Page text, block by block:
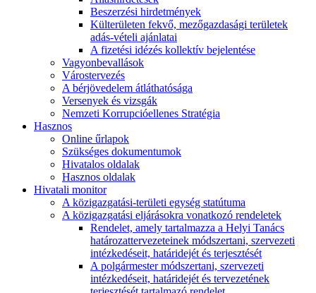
Beszerzési hirdetmények
Külterületen fekvő, mezőgazdasági területek
adás-vételi ajánlatai
A fizetési idézés kollektív bejelentése
Vagyonbevallások
Várostervezés
A bérjövedelem átláthatósága
Versenyek és vizsgák
Nemzeti Korrupcióellenes Stratégia
Hasznos
Online űrlapok
Szükséges dokumentumok
Hivatalos oldalak
Hasznos oldalak
Hivatali monitor
A közigazgatási-területi egység statútuma
A közigazgatási eljárásokra vonatkozó rendeletek
Rendelet, amely tartalmazza a Helyi Tanács
határozattervezeteinek módszertani, szervezeti
intézkedéseit, határidejét és terjesztését
A polgármester módszertani, szervezeti
intézkedéseit, határidejét és tervezetének